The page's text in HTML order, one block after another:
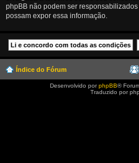
phpBB não podem ser
possam expor essa informação.
Índice do Fórum
Desenvolvido porphpBB®
Traduzido por